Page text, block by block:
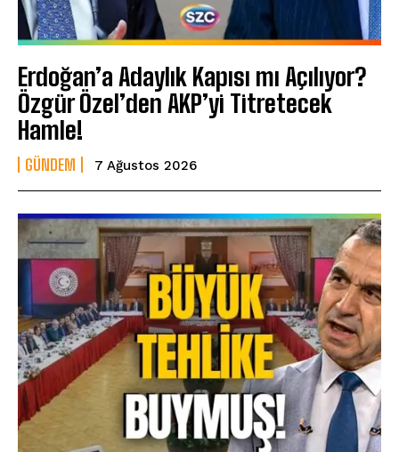
Erdoğan’a Adaylık Kapısı mı Açılıyor?
Özgür Özel’den AKP’yi Titretecek
Hamle!
GÜNDEM 7 Ağustos 2026